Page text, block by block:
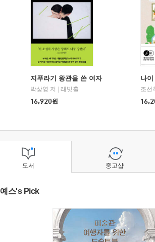
지푸라기 왕관을 쓴 여자
박상영 저
래빗홀
16,920원
나
조선
도서
예스's Pick
중고샵